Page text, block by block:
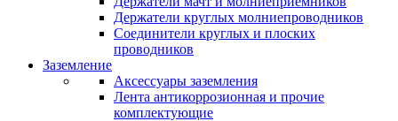
Держатели круглых молниепроводников
Cоединители круглых и плоских
проводников
Заземление
Аксессуары заземления
Лента антикоррозионная и прочие
комплектующие